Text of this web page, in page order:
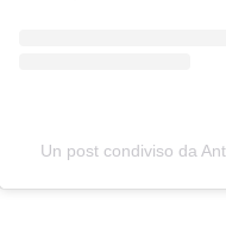
Un post condiviso da